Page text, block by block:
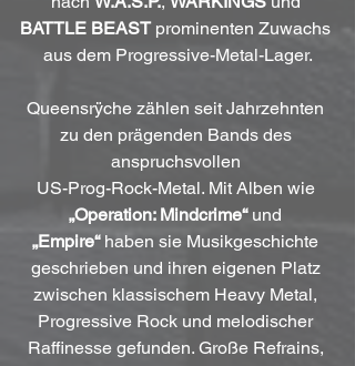
BATTLE BEAST prominenten Zuwachs
aus dem Progressive-Metal-Lager.
Queensrÿche zählen seit Jahrzehnten
zu den prägenden Bands des
anspruchsvollen
US-Prog-Rock-Metal. Mit Alben wie
„Operation: Mindcrime“ und
„Empire“ haben sie Musikgeschichte
geschrieben und ihren eigenen Platz
zwischen klassischem Heavy Metal,
Progressive Rock und melodischer
Raffinesse gefunden. Große Refrains,